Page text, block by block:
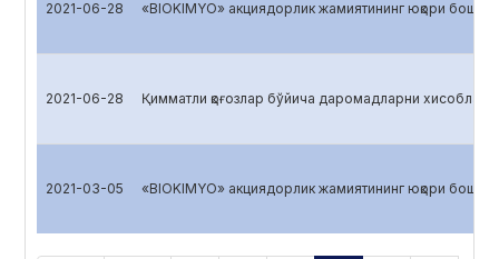
2021-06-28 «BIOKIMYO» акциядорлик жамиятининг юқори
2021-06-28 Қимматли қоғозлар бўйича даромадларни хисоблаш
2021-03-05 «BIOKIMYO» акциядорлик жамиятининг юқори